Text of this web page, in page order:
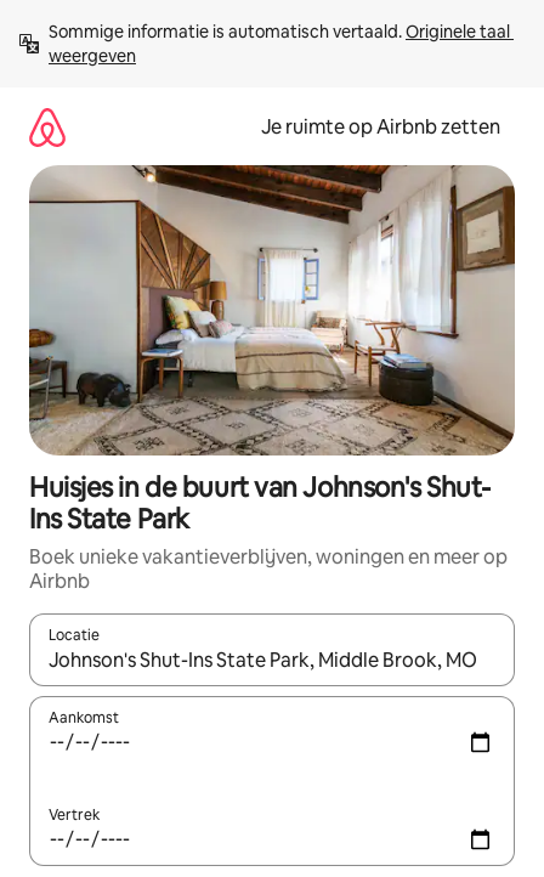
direct
naar
Sommige informatie is automatisch vertaald. Originele taal
weergeven
Je ruimte op Airbnb zetten
Huisjes in de buurt van Johnson's Shut-
Ins State Park
Boek unieke vakantieverblijven, woningen en meer op
Airbnb
Locatie
Wanneer er suggesties beschikbaar zijn, maak je een keuze
Aankomst
Vertrek